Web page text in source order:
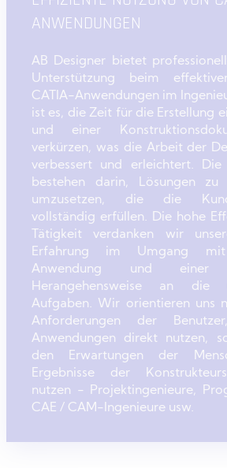
ANWENDUNGEN
AB Designer bietet
Unterstützung beim
CATIA-Anwendungen im
ist es, die Zeit für die Erstellung
und einer
verkürzen, was die Arbeit der
verbessert und erleichtert. Die
bestehen darin, Lösungen zu
umzusetzen, die die
vollständig erfüllen. Die hohe
Tätigkeit verdanken wir
Erfahrung im Umgang
Anwendung und einer
Herangehensweise an die
Aufgaben. Wir orientieren uns
Anforderungen der
Anwendungen direkt nutzen,
den Erwartungen der
Ergebnisse der
nutzen - Projektingenieure,
CAE / CAM-Ingenieure usw.